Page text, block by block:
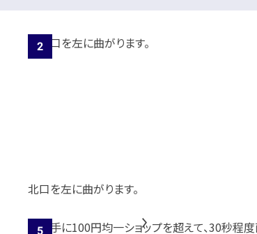
北口を左に曲がります。